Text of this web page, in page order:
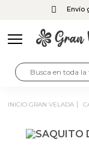
Envío
INICIO GRAN VELADA